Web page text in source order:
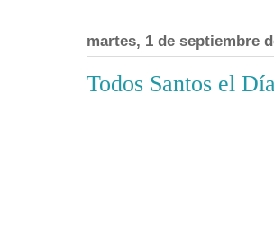
martes, 1 de septiembre
Todos Santos el